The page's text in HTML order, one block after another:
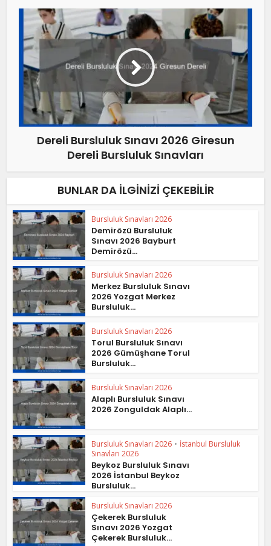
Dereli Bursluluk Sınavı 2026 Giresun
Dereli Bursluluk Sınavları
BUNLAR DA İLGINIZI ÇEKEBILIR
Bursluluk Sınavları 2026
Demirözü Bursluluk
Sınavı 2026 Bayburt
Demirözü...
Bursluluk Sınavları 2026
Merkez Bursluluk Sınavı
2026 Yozgat Merkez
Bursluluk...
Bursluluk Sınavları 2026
Torul Bursluluk Sınavı
2026 Gümüşhane Torul
Bursluluk...
Bursluluk Sınavları 2026
Alaplı Bursluluk Sınavı
2026 Zonguldak Alaplı...
Bursluluk Sınavları 2026 • İstanbul Bursluluk
Sınavları 2026
Beykoz Bursluluk Sınavı
2026 İstanbul Beykoz
Bursluluk...
Bursluluk Sınavları 2026
Çekerek Bursluluk
Sınavı 2026 Yozgat
Çekerek Bursluluk...